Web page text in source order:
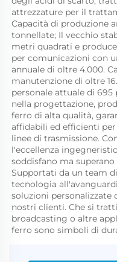
attrezzature per il
Capacità di produzione
tonnellate; Il vecchio
metri quadrati e
per comunicazioni con
annuale di oltre 4.000.
manutenzione di oltre
personale attuale di 695
nella progettazione,
ferro di alta qualità,
affidabili ed efficienti
linee di trasmissione.
l'eccellenza
soddisfano ma
Supportati da un team
tecnologia
soluzioni personalizzate
nostri clienti. Che si
broadcasting o altre